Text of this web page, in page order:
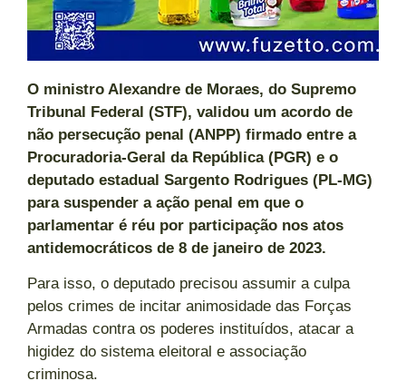
O ministro Alexandre de Moraes, do Supremo
Tribunal Federal (STF), validou um acordo de
não persecução penal (ANPP) firmado entre a
Procuradoria-Geral da República (PGR) e o
deputado estadual Sargento Rodrigues (PL-MG)
para suspender a ação penal em que o
parlamentar é réu por participação nos atos
antidemocráticos de 8 de janeiro de 2023.
Para isso, o deputado precisou assumir a culpa
pelos crimes de incitar animosidade das Forças
Armadas contra os poderes instituídos, atacar a
higidez do sistema eleitoral e associação
criminosa.